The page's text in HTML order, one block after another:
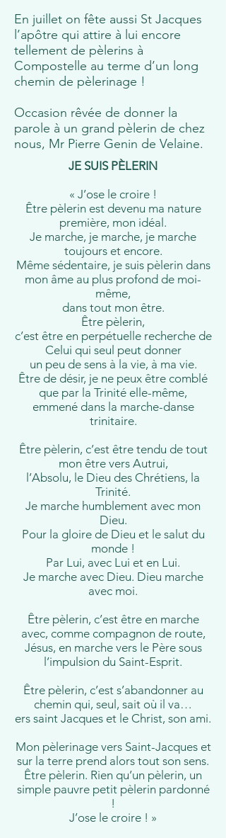
En juillet on fête aussi St Jacques
l’apôtre qui attire à lui encore
tellement de pèlerins à
Compostelle au terme d’un long
chemin de pèlerinage !
Occasion rêvée de donner la
parole à un grand pèlerin de chez
nous, Mr Pierre Genin de Velaine.
JE SUIS PÈLERIN
« J’ose le croire !
Être pèlerin est devenu ma nature
première, mon idéal.
Je marche, je marche, je marche
toujours et encore.
Même sédentaire, je suis pèlerin dans
mon âme au plus profond de moi-
même,
dans tout mon être.
Être pèlerin,
c’est être en perpétuelle recherche de
Celui qui seul peut donner
un peu de sens à la vie, à ma vie.
Être de désir, je ne peux être comblé
que par la Trinité elle-même,
emmené dans la marche-danse
trinitaire.
Être pèlerin, c’est être tendu de tout
mon être vers Autrui,
l’Absolu, le Dieu des Chrétiens, la
Trinité.
Je marche humblement avec mon
Dieu.
Pour la gloire de Dieu et le salut du
monde !
Par Lui, avec Lui et en Lui.
Je marche avec Dieu. Dieu marche
avec moi.
Être pèlerin, c’est être en marche
avec, comme compagnon de route,
Jésus, en marche vers le Père sous
l’impulsion du Saint-Esprit.
Être pèlerin, c’est s’abandonner au
chemin qui, seul, sait où il va…
ers saint Jacques et le Christ, son ami.
Mon pèlerinage vers Saint-Jacques et
sur la terre prend alors tout son sens.
Être pèlerin. Rien qu’un pèlerin, un
simple pauvre petit pèlerin pardonné
!
J’ose le croire ! »